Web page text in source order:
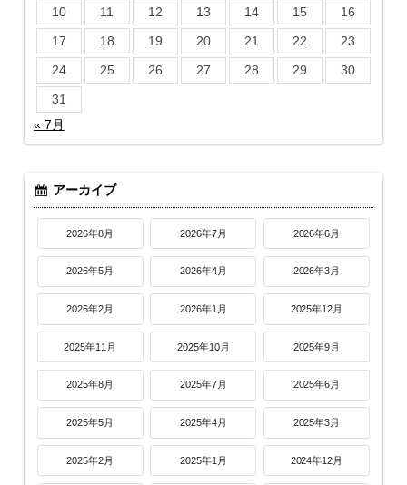
10
11 12 13 14 15
16
17
18 19 20 21 22
23
24
25 26 27 28 29
30
31
« 7月
アーカイブ
2026年8月 2026年7月 2026年6月
2026年5月 2026年4月 2026年3月
2026年2月 2026年1月 2025年12月
2025年11月 2025年10月 2025年9月
2025年8月 2025年7月 2025年6月
2025年5月 2025年4月 2025年3月
2025年2月 2025年1月 2024年12月